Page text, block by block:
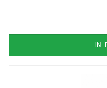
IN